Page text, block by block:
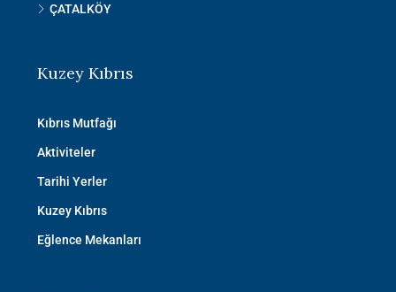
ÇATALKÖY
Kuzey Kıbrıs
Kıbrıs Mutfağı
Aktiviteler
Tarihi Yerler
Kuzey Kıbrıs
Eğlence Mekanları